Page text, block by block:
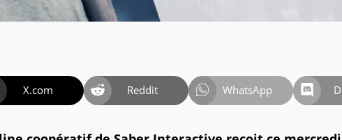
X.com Reddit WhatsApp